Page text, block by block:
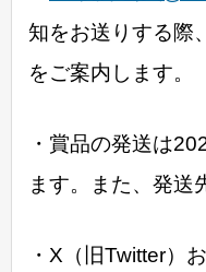
知をお送りする際
をご案内します。
・賞品の発送は
ます。また、発送
・X（旧Twitter）